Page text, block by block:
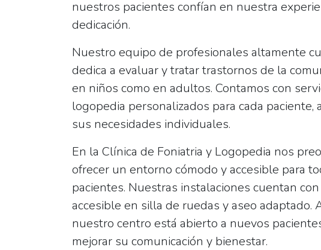
nuestros pacientes confían en nuestra
dedicación.
Nuestro equipo de profesionales altamente
dedica a evaluar y tratar trastornos de la
en niños como en adultos. Contamos con
logopedia personalizados para cada paciente,
sus necesidades individuales.
En la Clínica de Foniatria y Logopedia nos
ofrecer un entorno cómodo y accesible para
pacientes. Nuestras instalaciones cuentan con
accesible en silla de ruedas yaseo adaptado.
nuestro centro está abierto a nuevos
mejorar su comunicación y bienestar.